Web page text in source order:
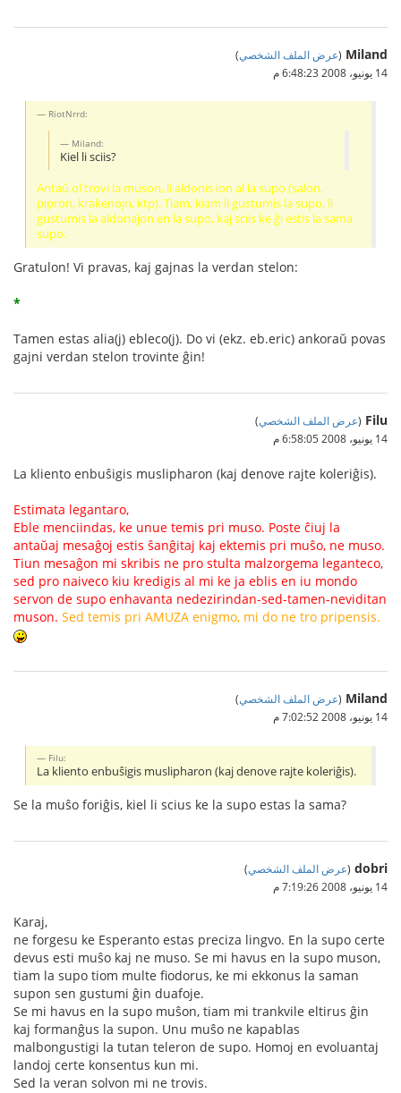
Miland
(عرض الملف الشخصي)
14 يونيو، 2008 6:48:23 م
RiotNrrd:
Miland:
Kiel li sciis?
Antaŭ ol trovi la muson, li aldonis ion al la supo (salon,
pipron, krakenojn, ktp). Tiam, kiam li gustumis la supo, li
gustumis la aldonaĵon en la supo, kaj sciis ke ĝi estis la sama
supo.
Gratulon! Vi pravas, kaj gajnas la verdan stelon:
*
Tamen estas alia(j) ebleco(j). Do vi (ekz. eb.eric) ankoraŭ povas
gajni verdan stelon trovinte ĝin!
Filu
(عرض الملف الشخصي)
14 يونيو، 2008 6:58:05 م
La kliento enbuŝigis muslipharon (kaj denove rajte koleriĝis).
Estimata legantaro,
Eble menciindas, ke unue temis pri muso. Poste ĉiuj la
antaŭaj mesaĝoj estis ŝanĝitaj kaj ektemis pri muŝo, ne muso.
Tiun mesaĝon mi skribis ne pro stulta malzorgema leganteco,
sed pro naiveco kiu kredigis al mi ke ja eblis en iu mondo
servon de supo enhavanta nedezirindan-sed-tamen-neviditan
muson. Sed temis pri AMUZA enigmo, mi do ne tro pripensis.
Miland
(عرض الملف الشخصي)
14 يونيو، 2008 7:02:52 م
Filu:
La kliento enbuŝigis muslipharon (kaj denove rajte koleriĝis).
Se la muŝo foriĝis, kiel li scius ke la supo estas la sama?
dobri
(عرض الملف الشخصي)
14 يونيو، 2008 7:19:26 م
Karaj,
ne forgesu ke Esperanto estas preciza lingvo. En la supo certe
devus esti muŝo kaj ne muso. Se mi havus en la supo muson,
tiam la supo tiom multe fiodorus, ke mi ekkonus la saman
supon sen gustumi ĝin duafoje.
Se mi havus en la supo muŝon, tiam mi trankvile eltirus ĝin
kaj formanĝus la supon. Unu muŝo ne kapablas
malbongustigi la tutan teleron de supo. Homoj en evoluantaj
landoj certe konsentus kun mi.
Sed la veran solvon mi ne trovis.